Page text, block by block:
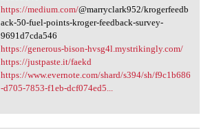
https://medium.com/@marryclark952/krogerfeedb
ack-50-fuel-points-kroger-feedback-survey-
9691d7cda546
https://generous-bison-hvsg4l.mystrikingly.com/
https://justpaste.it/faekd
https://www.evernote.com/shard/s394/sh/f9c1b686
-d705-7853-f1eb-dcf074ed5...